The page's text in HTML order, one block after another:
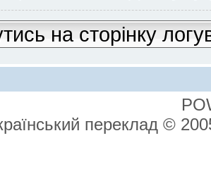
на сторінку
переклад ©